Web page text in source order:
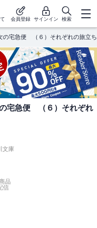
会員登録 サインイン 検索
宅急便 （６）それぞれの旅立ち
宅急便 （６）それぞれ
文庫
品
信